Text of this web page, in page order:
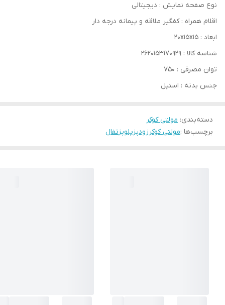
نوع صفحه نمایش : دیجیتالی
اقلام همراه : کفگیر ملاقه و پیمانه درجه دار
ابعاد : 20x15x15
شناسه کالا : 2620153170929
توان مصرفی : 750
جنس بدنه : استیل
دسته‌بندی: مولتی کوکر
برچسب‌ها :مولتی کوکرزودپزپلوپزتفال